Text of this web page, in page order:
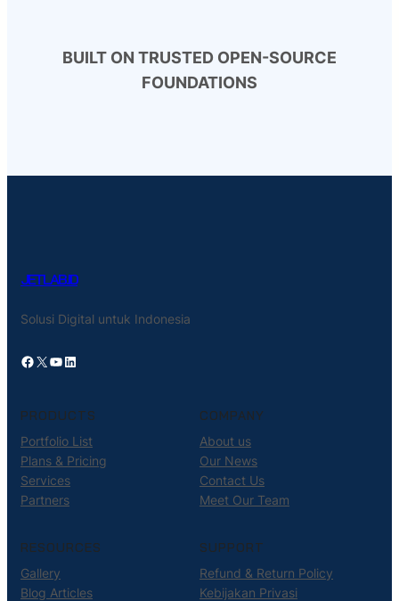
BUILT ON TRUSTED OPEN-SOURCE
FOUNDATIONS
JETLAB.ID
Solusi Digital untuk Indonesia
Facebook X YouTube LinkedIn
PRODUCTS
Portfolio List
Plans & Pricing
Services
Partners
COMPANY
About us
Our News
Contact Us
Meet Our Team
RESOURCES
Gallery
Blog Articles
SUPPORT
Refund & Return Policy
Kebijakan Privasi